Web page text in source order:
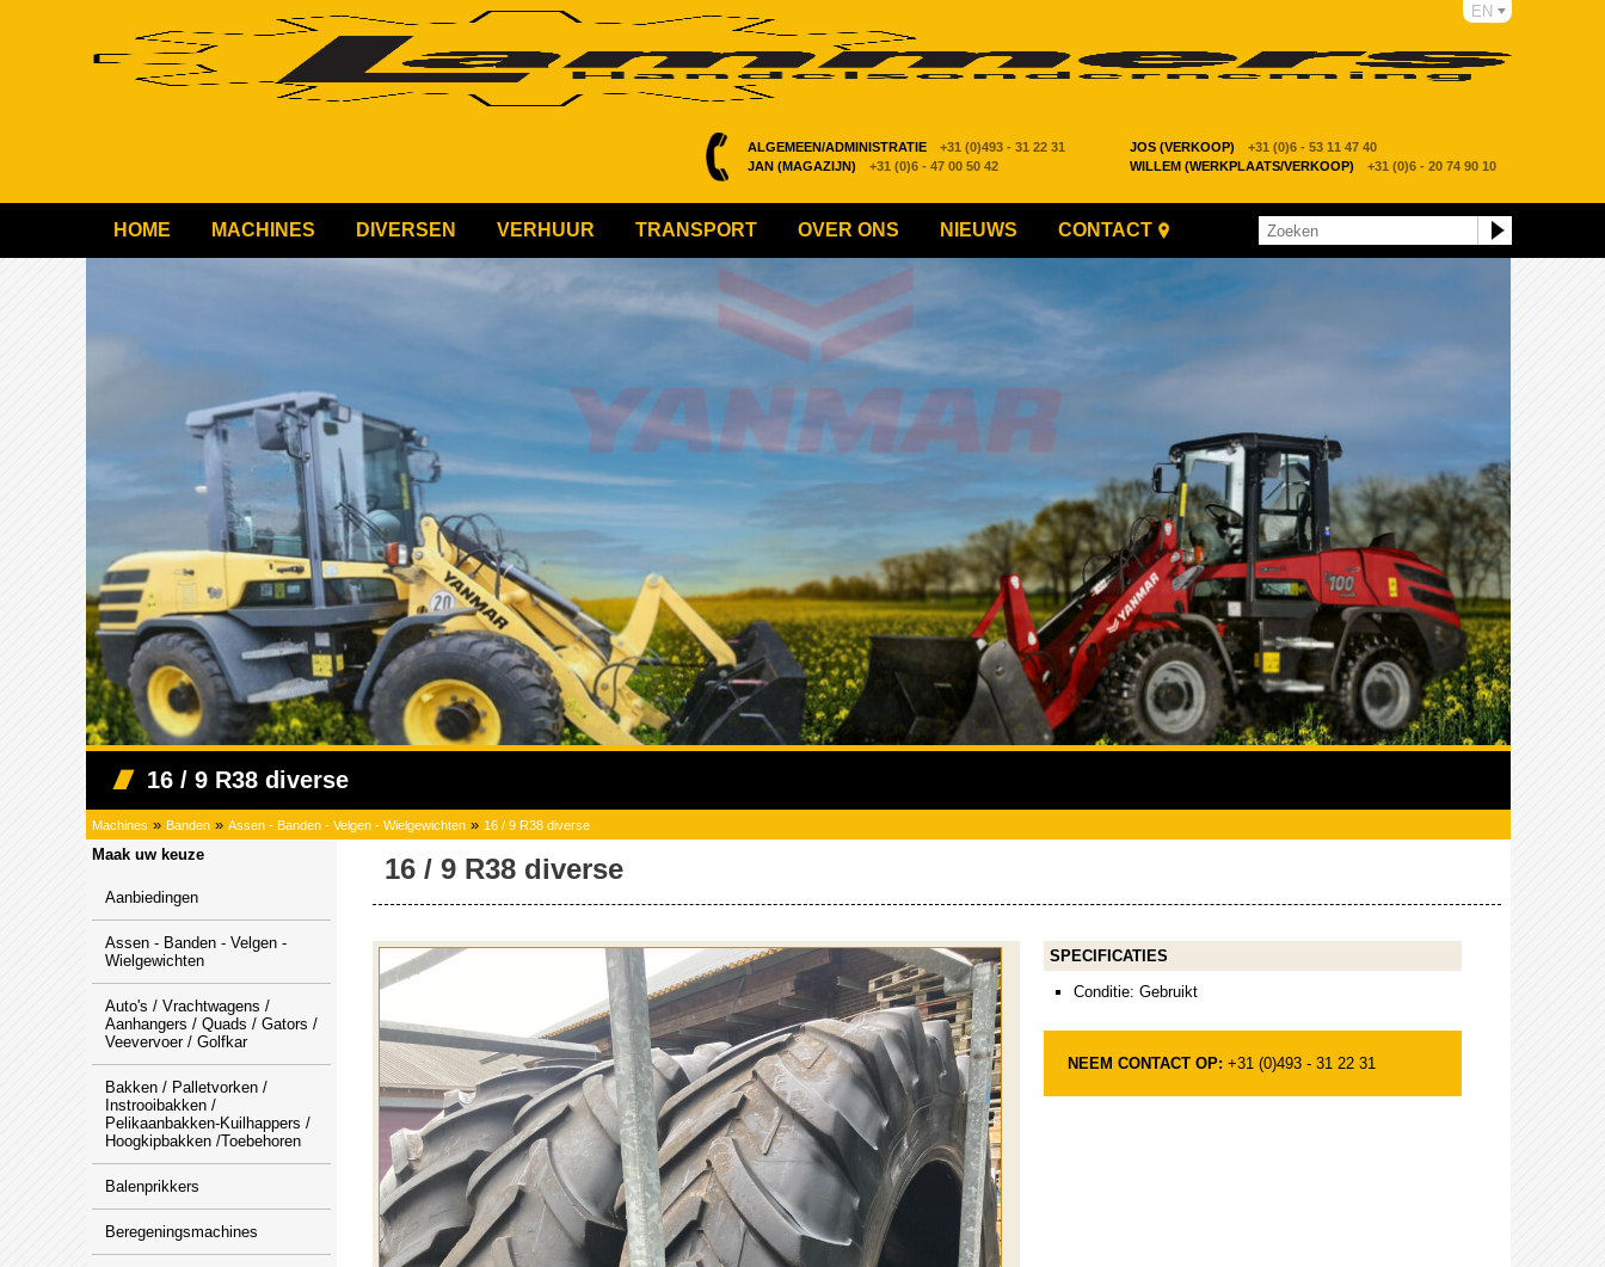
ALGEMEEN/ADMINISTRATIE +31 (0)493 - 31 22 31 JOS (VERKOOP)
+31 (0)6 - 53 11 47 40
JAN (MAGAZIJN)
+31 (0)6 - 47 00 50 42 WILLEM (WERKPLAATS/VERKOOP) +31 (0)6 - 20 74 90 10
EN
HOME MACHINES DIVERSEN VERHUUR TRANSPORT OVER ONS NIEUWS CONTACT
16 / 9 R38 diverse
Machines » Banden » Assen - Banden - Velgen - Wielgewichten » 16 / 9 R38 diverse
Maak uw keuze
Aanbiedingen
Assen - Banden - Velgen -
Wielgewichten
Auto's / Vrachtwagens /
Aanhangers / Quads / Gators /
Veevervoer / Golfkar
Bakken / Palletvorken /
Instrooibakken /
Pelikaanbakken-Kuilhappers /
Hoogkipbakken /Toebehoren
Balenprikkers
Beregeningsmachines
16 / 9 R38 diverse
SPECIFICATIES
Conditie: Gebruikt
NEEM CONTACT OP: +31 (0)493 - 31 22 31